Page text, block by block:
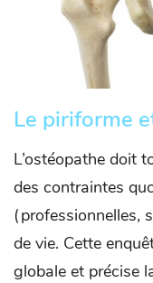
Le piriforme
L’ostéopathe doit
des contraintes
(professionnelles,
de vie. Cette
globale et précise